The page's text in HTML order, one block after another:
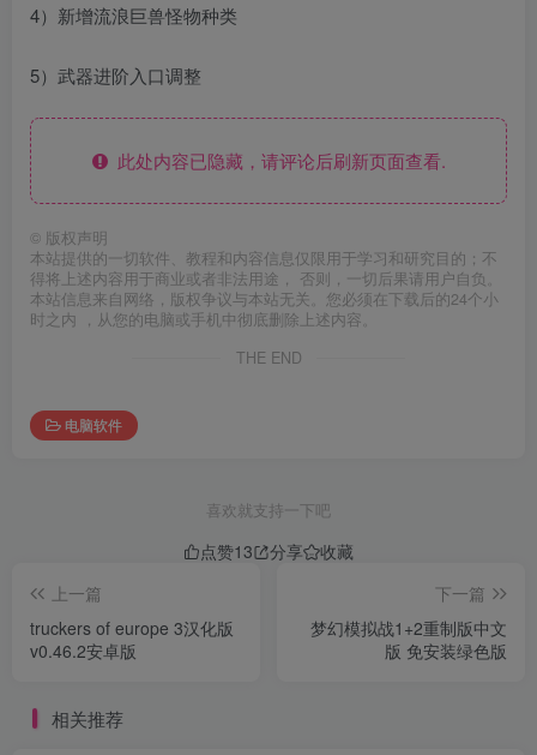
4）新增流浪巨兽怪物种类
5）武器进阶入口调整
此处内容已隐藏，请评论后刷新页面查看.
© 版权声明
本站提供的一切软件、教程和内容信息仅限用于学习和研究目的；不
得将上述内容用于商业或者非法用途， 否则，一切后果请用户自负。
本站信息来自网络，版权争议与本站无关。您必须在下载后的24个小
时之内 ，从您的电脑或手机中彻底删除上述内容。
THE END
电脑软件
喜欢就支持一下吧
点赞13 分享
收藏
上一篇
truckers of europe 3汉化版
v0.46.2安卓版
下一篇
梦幻模拟战1+2重制版中文
版 免安装绿色版
相关推荐